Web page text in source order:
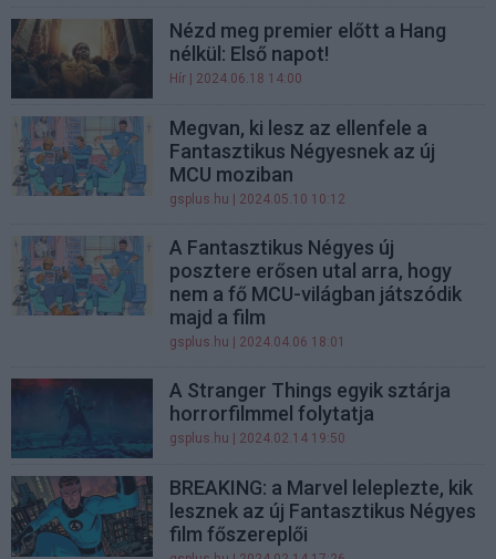
Nézd meg premier előtt a Hang
nélkül: Első napot!
Hír | 2024.06.18 14:00
Megvan, ki lesz az ellenfele a
Fantasztikus Négyesnek az új
MCU moziban
gsplus.hu | 2024.05.10 10:12
A Fantasztikus Négyes új
posztere erősen utal arra, hogy
nem a fő MCU-világban játszódik
majd a film
gsplus.hu | 2024.04.06 18:01
A Stranger Things egyik sztárja
horrorfilmmel folytatja
gsplus.hu | 2024.02.14 19:50
BREAKING: a Marvel leleplezte, kik
lesznek az új Fantasztikus Négyes
film főszereplői